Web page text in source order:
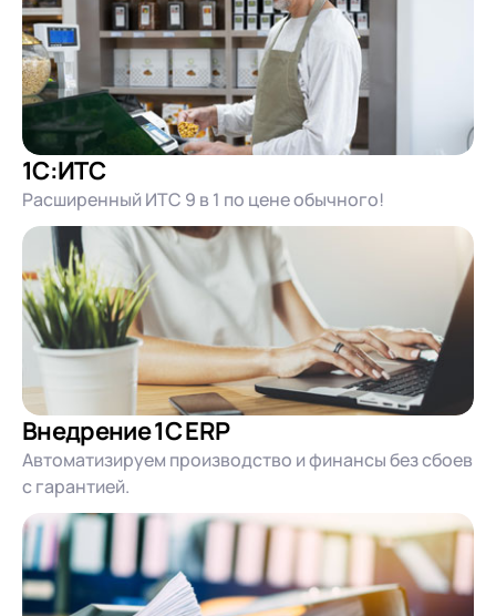
1С:ИТС
Расширенный ИТС 9 в 1 по цене обычного!
Внедрение 1С ERP
Автоматизируем производство и финансы без сбоев
с гарантией.